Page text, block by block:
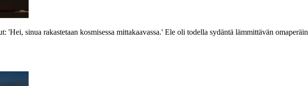
sinua rakastetaan kosmisessa mittakaavassa.' Ele oli todella sydäntä lämmittävän